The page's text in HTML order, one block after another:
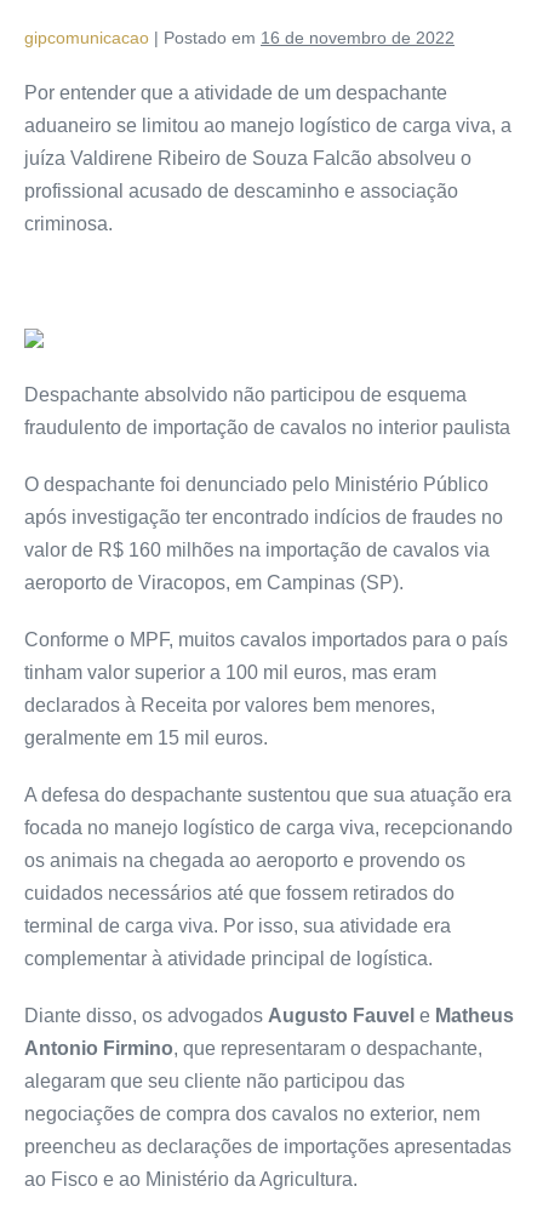
gipcomunicacao | Postado em 16 de novembro de 2022
Por entender que a atividade de um despachante
aduaneiro se limitou ao manejo logístico de carga viva, a
juíza Valdirene Ribeiro de Souza Falcão absolveu o
profissional acusado de descaminho e associação
criminosa.
Despachante absolvido não participou de esquema
fraudulento de importação de cavalos no interior paulista
O despachante foi denunciado pelo Ministério Público
após investigação ter encontrado indícios de fraudes no
valor de R$ 160 milhões na importação de cavalos via
aeroporto de Viracopos, em Campinas (SP).
Conforme o MPF, muitos cavalos importados para o país
tinham valor superior a 100 mil euros, mas eram
declarados à Receita por valores bem menores,
geralmente em 15 mil euros.
A defesa do despachante sustentou que sua atuação era
focada no manejo logístico de carga viva, recepcionando
os animais na chegada ao aeroporto e provendo os
cuidados necessários até que fossem retirados do
terminal de carga viva. Por isso, sua atividade era
complementar à atividade principal de logística.
Diante disso, os advogados Augusto Fauvel e Matheus
Antonio Firmino, que representaram o despachante,
alegaram que seu cliente não participou das
negociações de compra dos cavalos no exterior, nem
preencheu as declarações de importações apresentadas
ao Fisco e ao Ministério da Agricultura.